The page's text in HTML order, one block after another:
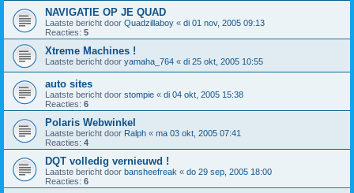
NAVIGATIE OP JE QUAD
Laatste bericht door Quadzillaboy « di 01 nov, 2005 09:13
Reacties: 5
Xtreme Machines !
Laatste bericht door yamaha_764 « di 25 okt, 2005 10:55
auto sites
Laatste bericht door stompie « di 04 okt, 2005 15:38
Reacties: 6
Polaris Webwinkel
Laatste bericht door Ralph « ma 03 okt, 2005 07:41
Reacties: 4
DQT volledig vernieuwd !
Laatste bericht door bansheefreak « do 29 sep, 2005 18:00
Reacties: 6